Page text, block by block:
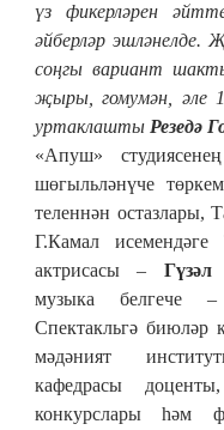
үз фикерләрен
әйберләр эшләнелде.
соңгы вариант
җыры , гомумән, әле
уртаклашты Резедә
«Апуш»
шөгыльләнүче
теленнән остазлары,
Г.Камал исемендәге
актрисасы –
музыка белгече
Спектакльгә биюләр
мәдәният
кафедрасы
конкурслары һәм